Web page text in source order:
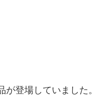
登場していました。